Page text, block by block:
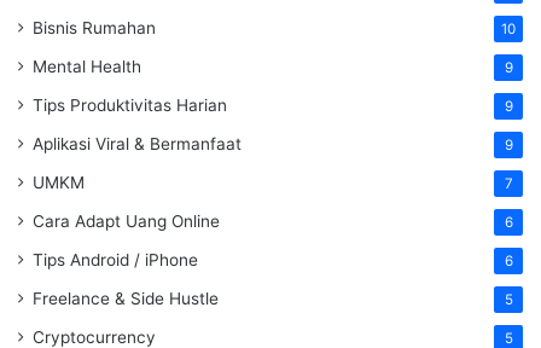
Bisnis Rumahan 10
Mental Health 9
Tips Produktivitas Harian 9
Aplikasi Viral & Bermanfaat 9
UMKM 7
Cara Adapt Uang Online 6
Tips Android / iPhone 6
Freelance & Side Hustle 5
Cryptocurrency 5